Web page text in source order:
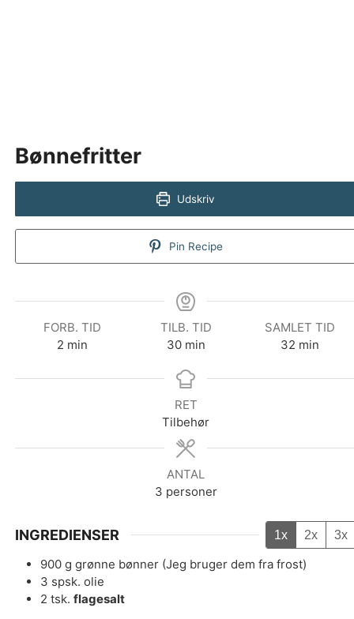
Bønnefritter
Udskriv
Pin Recipe
FORB. TID
2minutter
min
TILB. TID
30minutter
min
SAMLET TID
32minutter
min
RET
Tilbehør
ANTAL
3 personer
INGREDIENSER 1x 2x 3x
900 g grønne bønner (Jeg bruger dem fra frost)
3 spsk. olie
2 tsk. flagesalt